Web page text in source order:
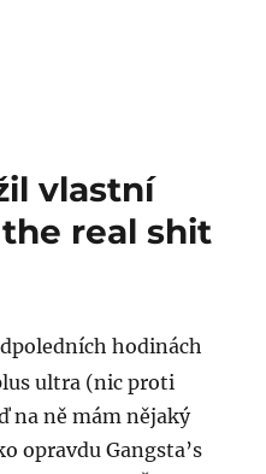
vlastní
real shit
hodinách
ultra (nic proti
na ně mám nějaký
opravdu Gangsta’s